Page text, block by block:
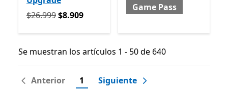
Originalmente $26.999 ahora $8.909
$26.999$8.909
Game Pass
Se muestran los artículos 1 - 50 de 640
Se muestran los artículos 1 - 50 de 640
Anterior 1 Siguiente